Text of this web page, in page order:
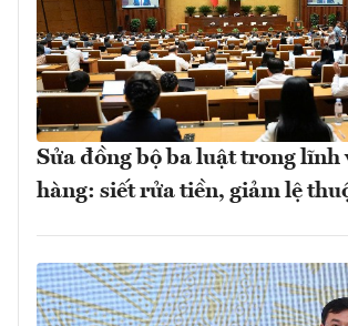
Sửa đồng bộ ba luật trong lĩnh
hàng: siết rửa tiền, giảm lệ